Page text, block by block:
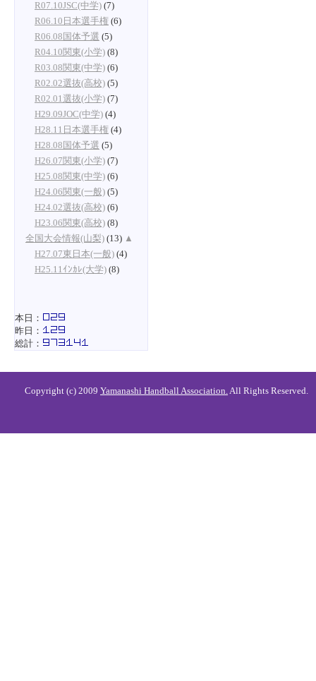
R07.10JSC(中学) (7)
R06.10日本選手権 (6)
R06.08国体予選 (5)
R04.10関東(小学) (8)
R03.08関東(中学) (6)
R02.02選抜(高校) (5)
R02.01選抜(小学) (7)
H29.09JOC(中学) (4)
H28.11日本選手権 (4)
H28.08国体予選 (5)
H26.07関東(小学) (7)
H25.08関東(中学) (6)
H24.06関東(一般) (5)
H24.02選抜(高校) (6)
H23.06関東(高校) (8)
全国大会情報(山梨) (13) ▲
H27.07東日本(一般) (4)
H25.11ｲﾝｶﾚ(大学) (8)
本日：
昨日：
総計：
Copyright (c) 2009 Yamanashi Handball Association.All Rights Reserved.